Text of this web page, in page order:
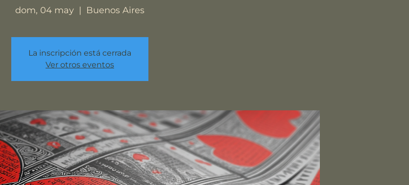
dom, 04 may
  |
Buenos Aires
La inscripción está cerrada
Ver otros eventos